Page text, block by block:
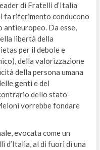
di Fratelli d’Italia
fa riferimento conducono
Da esse,
libertà della
per il debole e
della valorizzazione
della persona umana
genti e del
dello stato-
vorrebbe fondare
evocata come un
d’Italia, al di fuori di una